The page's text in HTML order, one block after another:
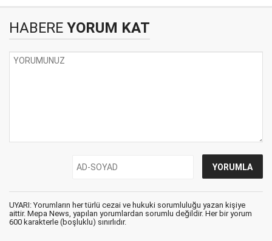
HABERE YORUM KAT
UYARI: Yorumların her türlü cezai ve hukuki sorumluluğu yazan kişiye
aittir. Mepa News, yapılan yorumlardan sorumlu değildir. Her bir yorum
600 karakterle (boşluklu) sınırlıdır.